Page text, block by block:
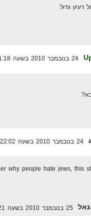
רעיון גדול
why people hate jews, this